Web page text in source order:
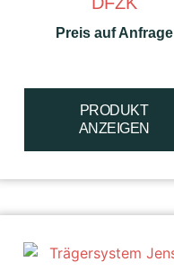
Preis auf Anfrage
PRODUKT
ANZEIGEN